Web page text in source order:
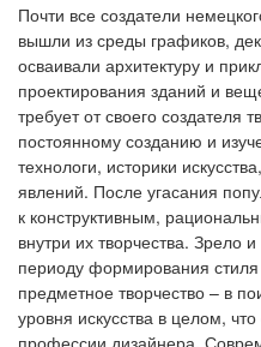
Почти все создатели
вышли из среды графиков,
осваивали архитектуру и
проектирования зданий и
требует от своего создателя
постоянному созданию и
технологи, историки
явлений. После угасания
к конструктивным,
внутри их творчества. Зрело
периоду формирования
предметное творчество – в
уровня искусства в целом,
профессии дизайнера.